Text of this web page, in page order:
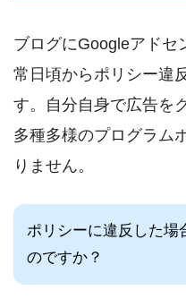
ブログにGoogleアドセ
常日頃からポリシー違
す。自分自身で広告を
多種多様のプログラム
りません。
ポリシーに違反した場
のですか？